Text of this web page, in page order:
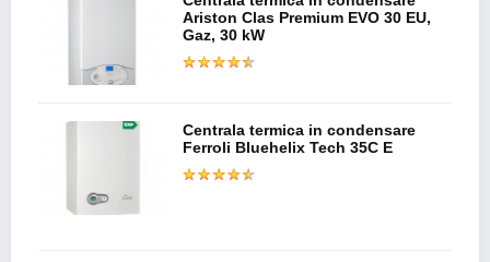
Ariston Clas Premium EVO 30 EU,
Gaz, 30 kW
Centrala termica in condensare
Ferroli Bluehelix Tech 35C E